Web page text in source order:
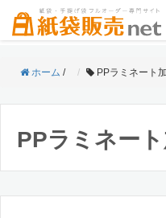
ホーム / PPラミネート
PPラミネート